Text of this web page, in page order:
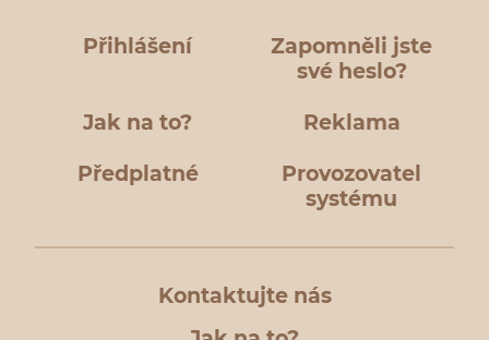
Přihlášení
Zapomněli jste
své heslo?
Jak na to? Reklama
Předplatné
Provozovatel
systému
Kontaktujte nás